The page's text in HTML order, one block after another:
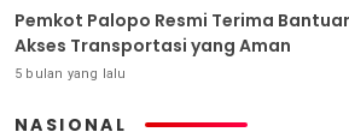
Pemkot Palopo Resmi Terima
Akses Transportasi yang Aman
5 bulan yang lalu
NASIONAL